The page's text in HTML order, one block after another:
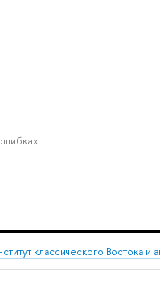
классического Востока и